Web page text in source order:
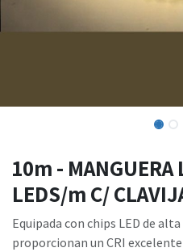
10m - MANGUERA
LEDS/m C/
Equipada con chips LED de
proporcionan un CRI